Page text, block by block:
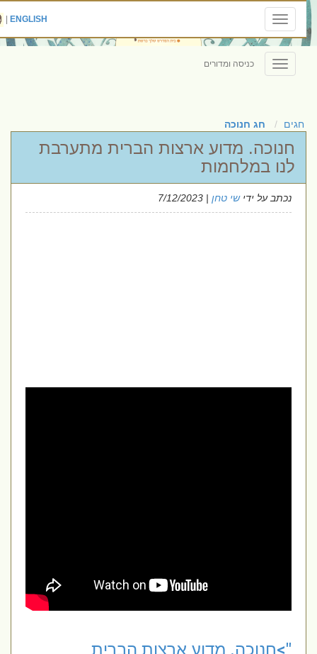
Toggle
navigation
ENGLISH
|
Toggle
navigation
כניסה ומדורים
חגים חג חנוכה
חנוכה. מדוע ארצות הברית מתערבת
לנו במלחמות
נכתב על ידישי טחן| 7/12/2023
">חנוכה. מדוע ארצות הברית